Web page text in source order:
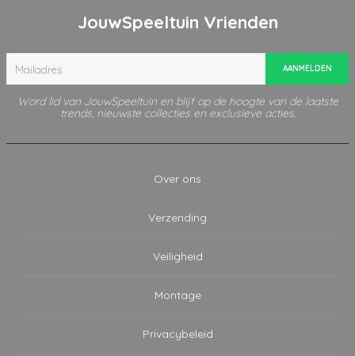
JouwSpeeltuin Vrienden
AANMELDEN
Word lid van JouwSpeeltuin en blijf op de hoogte van de laatste
trends, nieuwste collecties en exclusieve acties.
Over ons
Verzending
Veiligheid
Montage
Privacybeleid